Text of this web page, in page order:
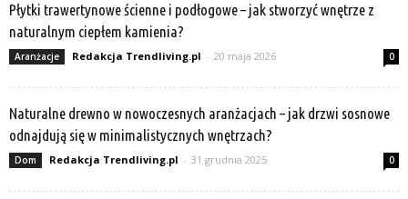
Płytki trawertynowe ścienne i podłogowe – jak stworzyć wnętrze z
naturalnym ciepłem kamienia?
Aranżacje Redakcja Trendliving.pl - 20 maja 2026 0
Naturalne drewno w nowoczesnych aranżacjach – jak drzwi sosnowe
odnajdują się w minimalistycznych wnętrzach?
Dom Redakcja Trendliving.pl - 31 grudnia 2025 0